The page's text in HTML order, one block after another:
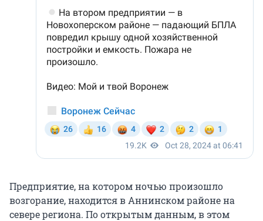
Предприятие, на котором ночью произошло
возгорание, находится в Аннинском районе на
севере региона. По открытым данным, в этом